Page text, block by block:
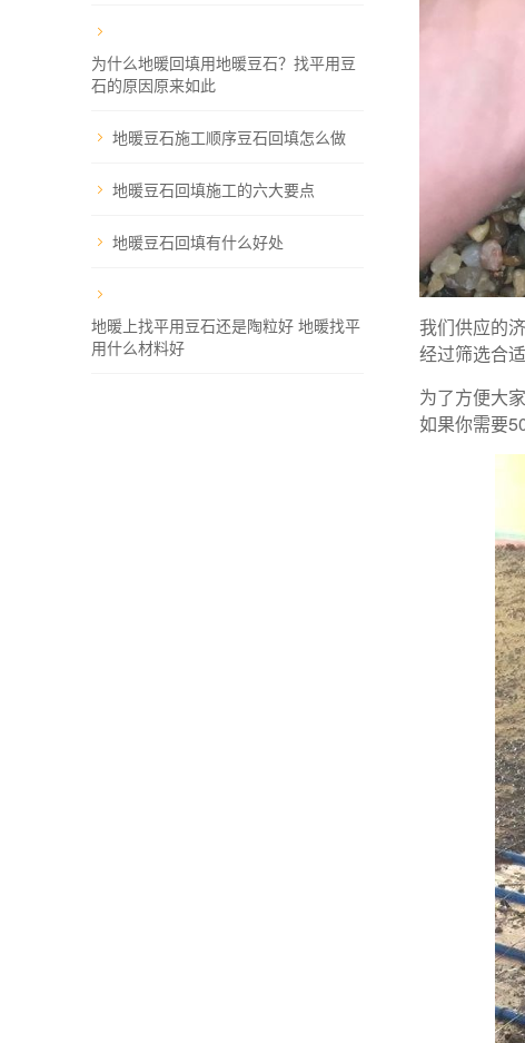
为什么地暖回填用地暖豆石？找平用豆
石的原因原来如此
地暖豆石施工顺序豆石回填怎么做
地暖豆石回填施工的六大要点
地暖豆石回填有什么好处
地暖上找平用豆石还是陶粒好 地暖找平
用什么材料好
我们供应的
经过筛选合
为了方便大
如果你需要